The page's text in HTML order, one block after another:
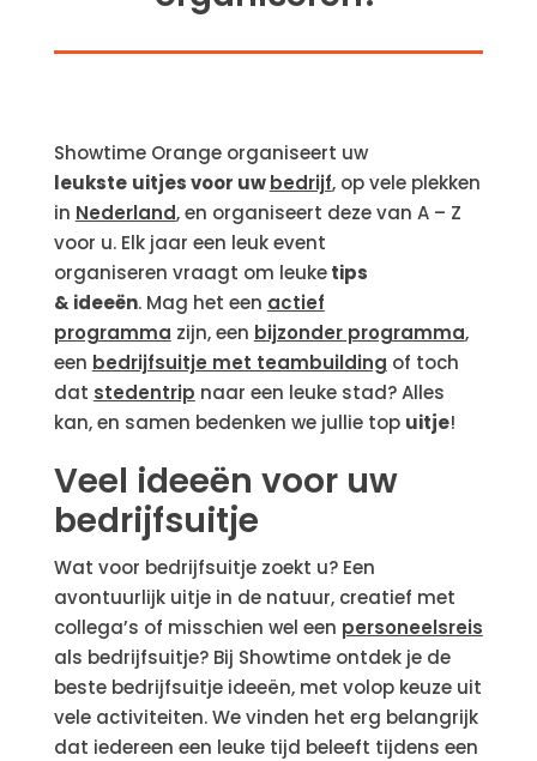
Showtime Orange organiseert uw
leukste uitjes voor uwbedrijf, op vele plekken
in Nederland, en organiseert deze van A – Z
voor u. Elk jaar een leuk event
organiseren vraagt om leuketips
& ideeën. Mag het een actief
programma zijn, een bijzonder programma,
een bedrijfsuitje met teambuilding of toch
dat stedentrip naar een leuke stad? Alles
kan, en samen bedenken we jullie top uitje!
Veel ideeën voor uw
bedrijfsuitje
Wat voor bedrijfsuitje zoekt u? Een
avontuurlijk uitje in de natuur, creatief met
collega’s of misschien wel een personeelsreis
als bedrijfsuitje? Bij Showtime ontdek je de
beste bedrijfsuitje ideeën, met volop keuze uit
vele activiteiten. We vinden het erg belangrijk
dat iedereen een leuke tijd beleeft tijdens een